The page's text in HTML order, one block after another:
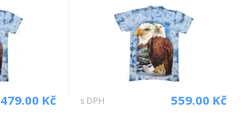
479.00 Kč s DPH 559.00 Kč